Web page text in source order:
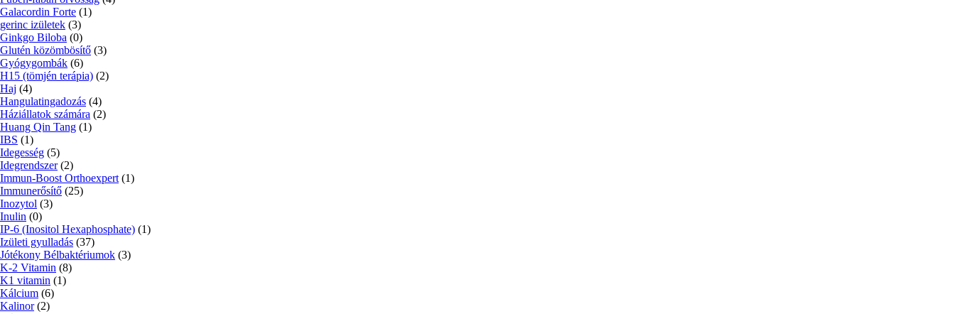
Galacordin Forte (1)
gerinc izületek (3)
Ginkgo Biloba (0)
Glutén közömbösítő (3)
Gyógygombák (6)
H15 (tömjén terápia) (2)
Haj (4)
Hangulatingadozás (4)
Háziállatok számára (2)
Huang Qin Tang (1)
IBS (1)
Idegesség (5)
Idegrendszer (2)
Immun-Boost Orthoexpert (1)
Immunerősítő (25)
Inozytol (3)
Inulin (0)
IP-6 (Inositol Hexaphosphate) (1)
Izületi gyulladás (37)
Jótékony Bélbaktériumok (3)
K-2 Vitamin (8)
K1 vitamin (1)
Kálcium (6)
Kalinor (2)